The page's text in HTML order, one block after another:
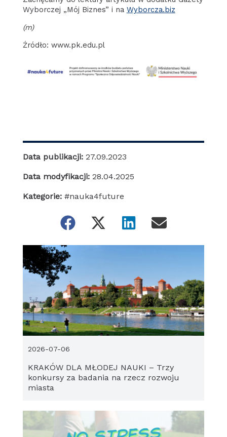
Wyborczej „Mój Biznes” i na Wyborcza.biz
(m)
Źródło: www.pk.edu.pl
Data publikacji: 27.09.2023
Data modyfikacji: 28.04.2025
Kategorie: #nauka4future
KRAKÓW DLA MŁODEJ NAUKI – Trzy
konkursy za badania na rzecz rozwoju
miasta
2026-07-06